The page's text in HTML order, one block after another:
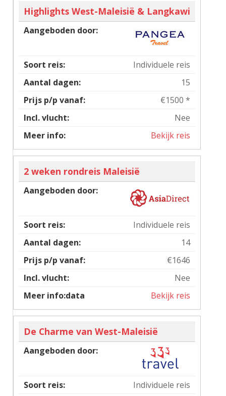
Highlights West-Maleisië & Langkawi
Individuele reis
15
€1500 *
Nee
Bekijk reis
2 weken rondreis Maleisië
Individuele reis
14
€1646
Nee
Bekijk reis
De Charme van West-Maleisië
Individuele reis